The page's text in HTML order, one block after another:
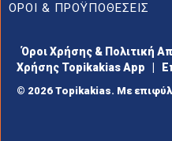
ΟΡΟΙ & ΠΡΟΫΠΟΘΕΣΕΙΣ
Όροι Χρήσης & Πολιτική
Χρήσης Topikakias App
© 2026 Topikakias. Με